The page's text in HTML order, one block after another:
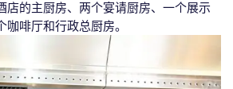
店的主厨房、两个宴请厨房、一个展示
啡厅和行政总厨房。